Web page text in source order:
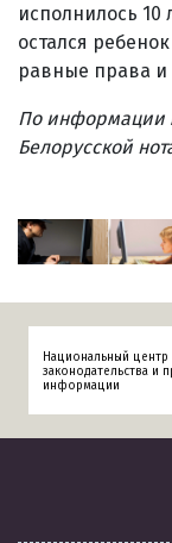
исполнилось 10
остался
равные права и
По информации
Белорусской
Национальный центр
законодательства и
информации